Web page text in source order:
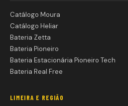
Catálogo Moura
Catálogo Heliar
Bateria Zetta
Bateria Pioneiro
Bateria Estacionária Pioneiro Tech
Bateria Real Free
LIMEIRA E REGIÃO